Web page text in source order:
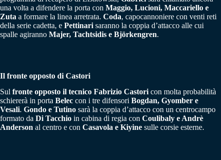
una volta a difendere la porta con Maggio, Lucioni, Maccariello e
Zuta a formare la linea arretrata. Coda, capocannoniere con venti reti
della serie cadetta, e Pettinari saranno la coppia d’attacco alle cui
spalle agiranno Majer, Tachtsidis e Björkengren.
Il fronte opposto di Castori
Sul fronte opposto il tecnico Fabrizio Castori con molta probabilità
schiererà in porta Belec con i tre difensori Bogdan, Gyomber e
Vesali. Gondo e Tutino sarà la coppia d’attacco con un centrocampo
formato da Di Tacchio in cabina di regia con Coulibaly e Andrè
Anderson al centro e con Casavola e Kiyine sulle corsie esterne.